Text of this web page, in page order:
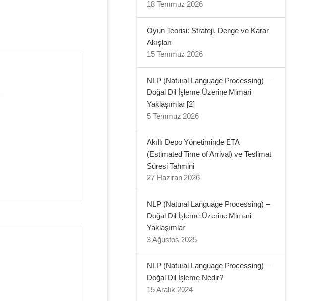
18 Temmuz 2026
Oyun Teorisi: Strateji, Denge ve Karar
Akışları
15 Temmuz 2026
NLP (Natural Language Processing) –
Doğal Dil İşleme Üzerine Mimari
Yaklaşımlar [2]
5 Temmuz 2026
Akıllı Depo Yönetiminde ETA
(Estimated Time of Arrival) ve Teslimat
Süresi Tahmini
27 Haziran 2026
NLP (Natural Language Processing) –
Doğal Dil İşleme Üzerine Mimari
Yaklaşımlar
3 Ağustos 2025
NLP (Natural Language Processing) –
Doğal Dil İşleme Nedir?
15 Aralık 2024